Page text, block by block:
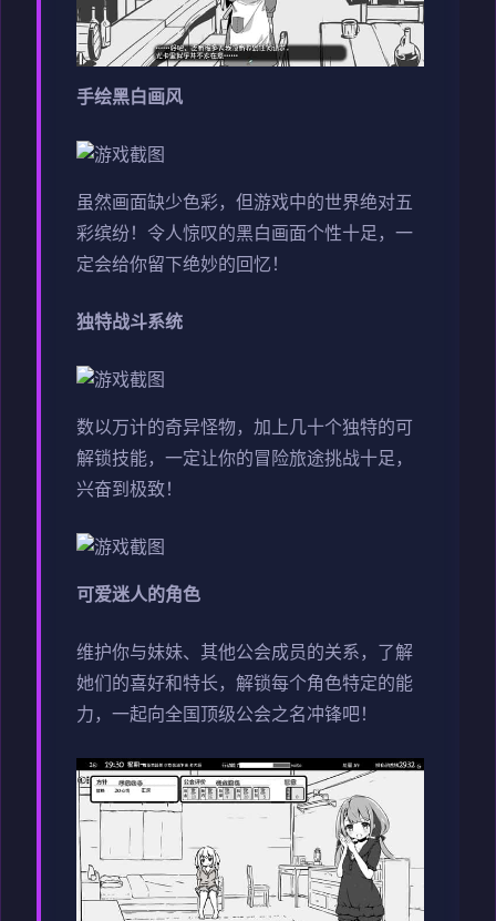
手绘黑白画风
虽然画面缺少色彩，但游戏中的世界绝对五
彩缤纷！令人惊叹的黑白画面个性十足，一
定会给你留下绝妙的回忆！
独特战斗系统
数以万计的奇异怪物，加上几十个独特的可
解锁技能，一定让你的冒险旅途挑战十足，
兴奋到极致！
可爱迷人的角色
维护你与妹妹、其他公会成员的关系，了解
她们的喜好和特长，解锁每个角色特定的能
力，一起向全国顶级公会之名冲锋吧！